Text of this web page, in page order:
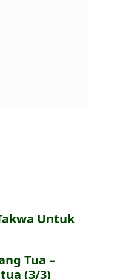
Untuk
Tua –
(3/3)